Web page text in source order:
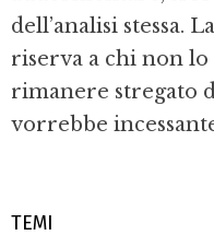
TEMI
dell’analisi stessa.
riserva a chi non
rimanere stregato
vorrebbe